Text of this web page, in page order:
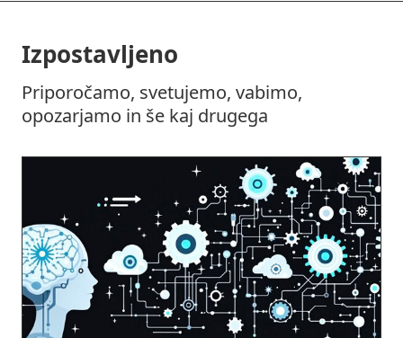
Izpostavljeno
Priporočamo, svetujemo, vabimo,
opozarjamo in še kaj drugega